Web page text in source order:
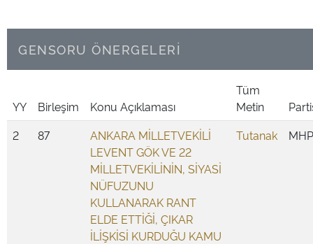
GENSORU ÖNERGELERİ
YY Birleşim Konu Açıklaması
Tüm
Metin
2
87
ANKARA MİLLETVEKİLİ
LEVENT GÖK VE 22
MİLLETVEKİLİNİN, SİYASİ
NÜFUZUNU
KULLANARAK RANT
ELDE ETTİĞİ, ÇIKAR
İLİŞKİSİ KURDUĞU KAMU
Tutanak MHP